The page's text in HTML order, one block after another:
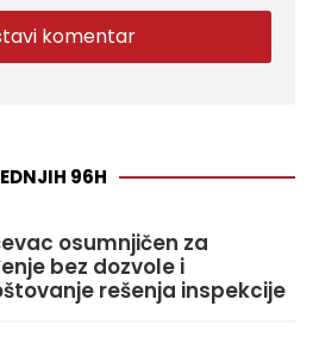
96H
osumnjičen za
bez dozvole i
rešenja inspekcije